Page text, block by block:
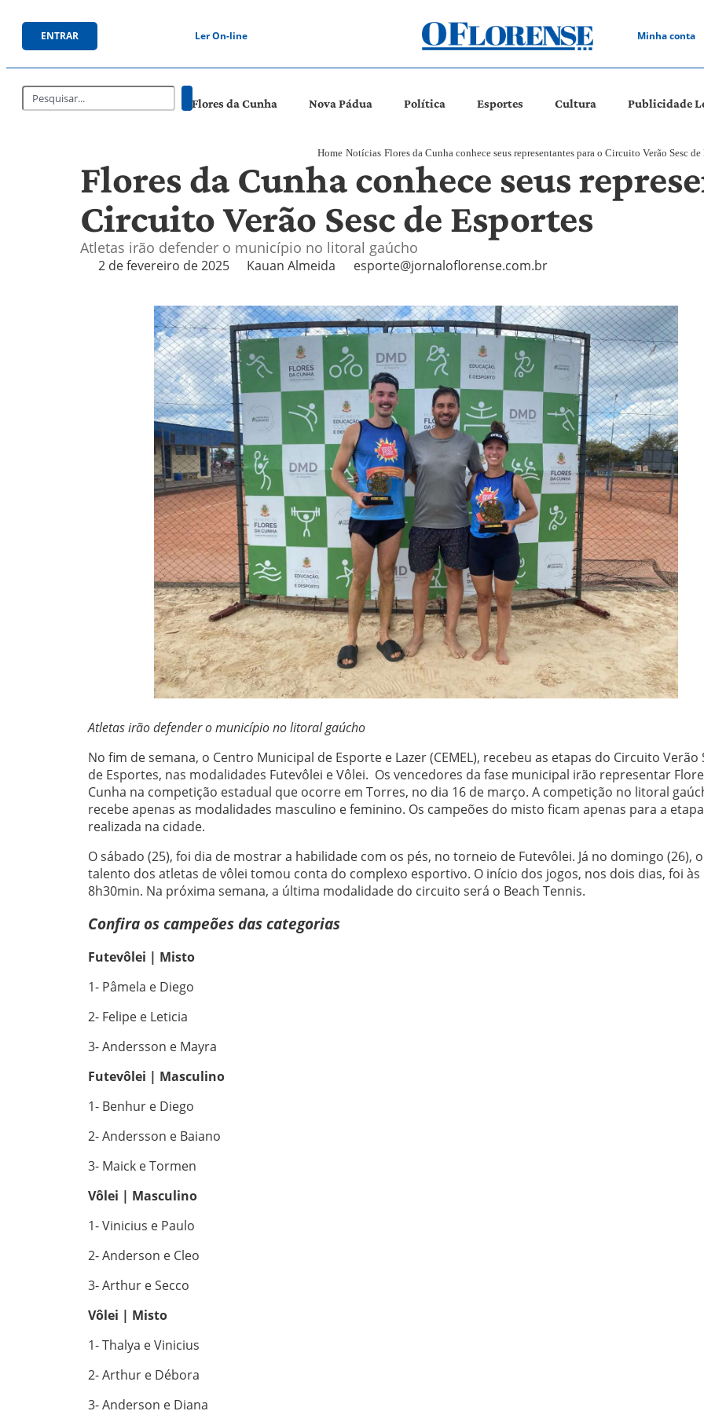
ENTRAR Ler On-line Minha conta
Flores da Cunha Nova Pádua Política Esportes Cultura Publicidade
Home Notícias Flores da Cunha conhece seus representantes para o Circuito Verão Sesc de
Flores da Cunha conhece seus
Circuito Verão Sesc de Esportes
Atletas irão defender o município no litoral gaúcho
2 de fevereiro de 2025 Kauan Almeida esporte@jornaloflorense.com.br
Atletas irão defender o município no litoral gaúcho
No fim de semana, o Centro Municipal de Esporte e Lazer (CEMEL), recebeu as etapas do Circuito Verão
de Esportes, nas modalidades Futevôlei e Vôlei. Os vencedores da fase municipal irão representar
Cunha na competição estadual que ocorre em Torres, no dia 16 de março. A competição no litoral
recebe apenas as modalidades masculino e feminino. Os campeões do misto ficam apenas para a etapa
realizada na cidade.
O sábado (25), foi dia de mostrar a habilidade com os pés, no torneio de Futevôlei. Já no domingo (26), o
talento dos atletas de vôlei tomou conta do complexo esportivo. O início dos jogos, nos dois dias, foi às
8h30min. Na próxima semana, a última modalidade do circuito será o Beach Tennis.
Confira os campeões das categorias
Futevôlei | Misto
1- Pâmela e Diego
2- Felipe e Leticia
3- Andersson e Mayra
Futevôlei | Masculino
1- Benhur e Diego
2- Andersson e Baiano
3- Maick e Tormen
Vôlei | Masculino
1- Vinicius e Paulo
2- Anderson e Cleo
3- Arthur e Secco
Vôlei | Misto
1- Thalya e Vinicius
2- Arthur e Débora
3- Anderson e Diana